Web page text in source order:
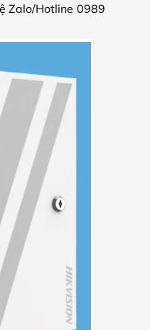
Zalo/Hotline 0989